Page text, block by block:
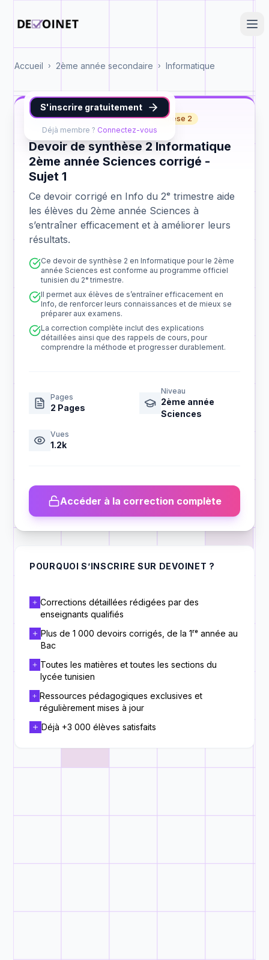
Accueil › 2ème année secondaire › Informatique
S'inscrire gratuitement
Déjà membre ? Connectez-vous
Info 2ème année Sciences synthèse 2
Devoir de synthèse 2 Informatique
2ème année Sciences corrigé -
Sujet 1
Ce devoir corrigé en Info du 2ᵉ trimestre aide
les élèves du 2ème année Sciences à
s’entraîner efficacement et à améliorer leurs
résultats.
Ce devoir de synthèse 2 en Informatique pour le 2ème
année Sciences est conforme au programme officiel
tunisien du 2ᵉ trimestre.
Il permet aux élèves de s’entraîner efficacement en
Info, de renforcer leurs connaissances et de mieux se
préparer aux examens.
La correction complète inclut des explications
détaillées ainsi que des rappels de cours, pour
comprendre la méthode et progresser durablement.
Pages
2 Pages
Niveau
2ème année
Sciences
Vues
1.2k
Accéder à la correction complète
POURQUOI S’INSCRIRE SUR DEVOINET ?
Corrections détaillées rédigées par des
enseignants qualifiés
Plus de 1 000 devoirs corrigés, de la 1ʳᵉ année au
Bac
Toutes les matières et toutes les sections du
lycée tunisien
Ressources pédagogiques exclusives et
régulièrement mises à jour
Déjà +3 000 élèves satisfaits